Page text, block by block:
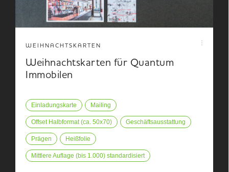
WEIHNACHTSKARTEN
Weihnachtskarten für Quantum
Immobilen
Einladungskarte Mailing
Offset Halbformat (ca. 50x70) Geschäftsausstattung
Prägen Heißfolie
Mittlere Auflage (bis 1.000) standardisiert